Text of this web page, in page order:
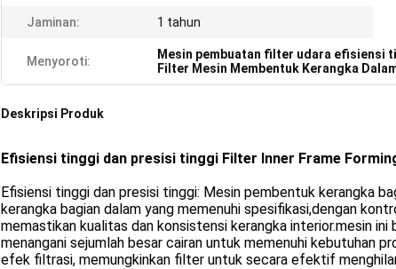
Jaminan: 1 tahun
Menyoroti: Mesin pembuatan filter udara efisiensi
Filter Mesin Membentuk Kerangka
Deskripsi Produk
Efisiensi tinggi dan presisi tinggi Filter Inner Frame
Efisiensi tinggi dan presisi tinggi: Mesin pembentuk kerangka
kerangka bagian dalam yang memenuhi spesifikasi,dengan
memastikan kualitas dan konsistensi kerangka interior.mesin
menangani sejumlah besar cairan untuk memenuhi kebutuhan
efek filtrasi, memungkinkan filter untuk secara efektif